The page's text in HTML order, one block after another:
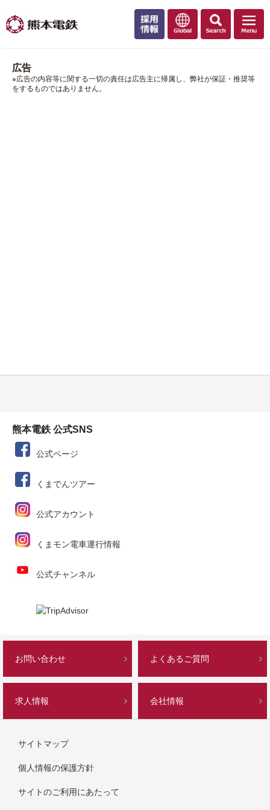
広告
※広告の内容等に関する一切の責任は広告主に帰属し、弊社が保証・推奨等
をするものではありません。
熊本電鉄 公式SNS
公式ページ
くまでんツアー
公式アカウント
くまモン電車運行情報
公式チャンネル
お問い合わせ よくあるご質問
求人情報 会社情報
サイトマップ
個人情報の保護方針
サイトのご利用にあたって